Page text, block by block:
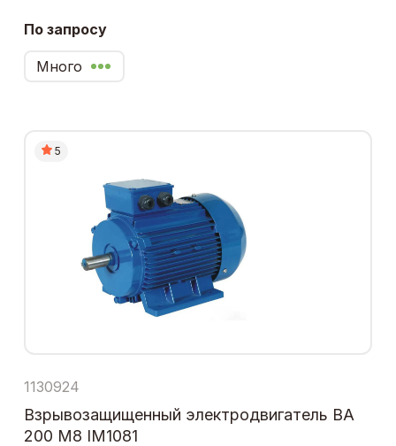
По запросу
Много
5
1130924
Взрывозащищенный электродвигатель ВА
200 М8 IM1081